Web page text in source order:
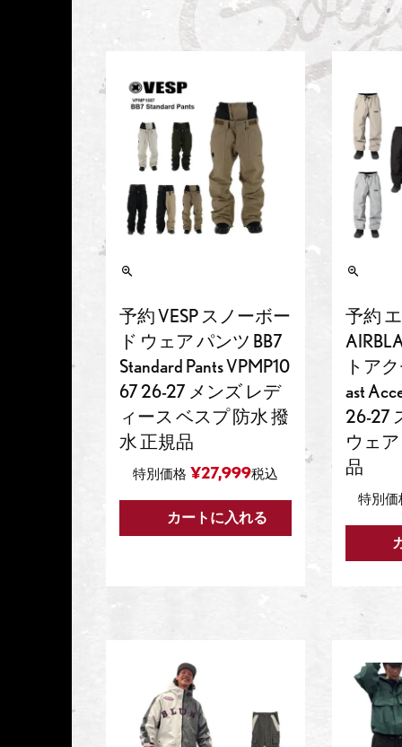
予約 VESP スノーボー
ド ウェア パンツ BB7
Standard Pants VPMP10
67 26-27 メンズ レデ
ィース ベスプ 防水 撥
水 正規品
特別価格 ¥27,999税込
カートに入れる
予約
トア
ast
26-27
ウェ
品
特別価